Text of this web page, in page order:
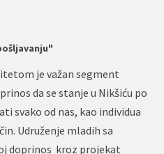
je važan segment
da se stanje u Nikšiću po
svako od nas, kao individua
Udruženje mladih sa
doprinos kroz projekat